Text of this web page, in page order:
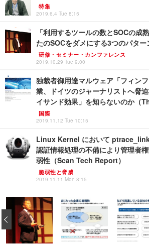
特集
2019.6.4 Tue 8:15
「利用するツールの数とSOCの成
たのSOCをダメにする3つのパター
研修・セミナー・カンファレンス
2019.10.29 Tue 9:00
独裁者御用達マルウェア「フィン
業、ドイツのジャーナリストへ脅
イサンド効果」を知らないのか（
国際
2019.11.12 Tue 10:15
Linux Kernel において
認証情報処理の不備により管理者
弱性（Scan Tech Report）
脆弱性と脅威
2019.11.11 Mon 8:15
‹